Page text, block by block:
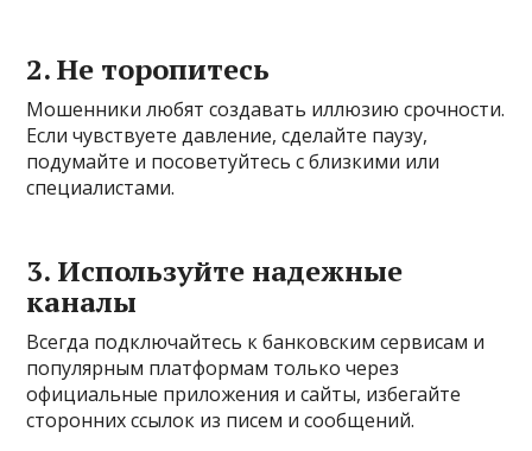
2. Не торопитесь
Мошенники любят создавать иллюзию срочности.
Если чувствуете давление, сделайте паузу,
подумайте и посоветуйтесь с близкими или
специалистами.
3. Используйте надежные
каналы
Всегда подключайтесь к банковским сервисам и
популярным платформам только через
официальные приложения и сайты, избегайте
сторонних ссылок из писем и сообщений.